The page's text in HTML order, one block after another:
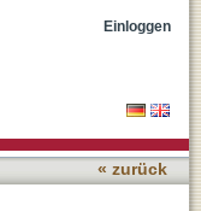
Einloggen
« zurück